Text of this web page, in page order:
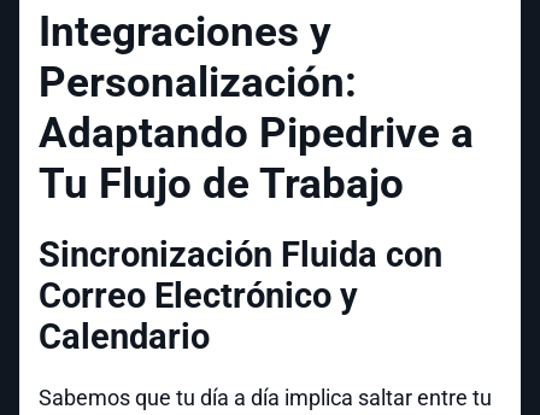
Integraciones y
Personalización:
Adaptando Pipedrive a
Tu Flujo de Trabajo
Sincronización Fluida con
Correo Electrónico y
Calendario
Sabemos que tu día a día implica saltar entre tu